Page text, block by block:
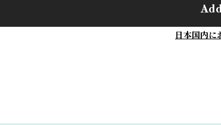
日本国内に